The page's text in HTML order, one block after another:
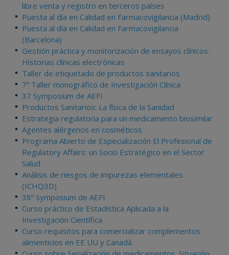
libre venta y registro en terceros países
Puesta al día en Calidad en Farmacovigilancia (Madrid)
Puesta al día en Calidad en Farmacovigilancia
(Barcelona)
Gestión práctica y monitorización de ensayos clínicos.
Historias clínicas electrónicas
Taller de etiquetado de productos sanitarios
7º Taller monográfico de Investigación Clínica
37 Symposium de AEFI
Productos Sanitarios: La física de la Sanidad
Estrategia regulatoria para un medicamento biosimilar
Agentes alérgenos en cosméticos
Programa Abierto de Especialización El Profesional de
Regulatory Affairs: un Socio Estratégico en el Sector
Salud
Análisis de riesgos de impurezas elementales
(ICHQ3D)
38º Symposium de AEFI
Curso práctico de Estadística Aplicada a la
Investigación Científica
Curso requisitos para comercializar complementos
alimenticios en EE UU y Canadá